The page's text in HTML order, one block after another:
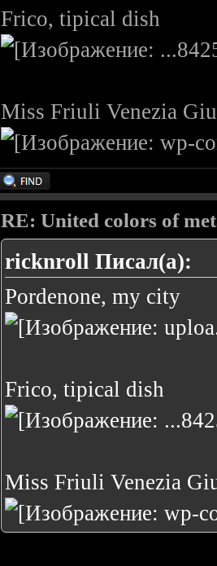
Frico, tipical dish
Miss Friuli Venezia
RE: United colors of
ricknroll Писал(а):
Pordenone, my city
Frico, tipical dish
Miss Friuli Venezia